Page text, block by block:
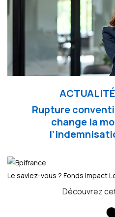
Rupture
change la
Le saviez-vous ? Fonds Impact
Découvrez